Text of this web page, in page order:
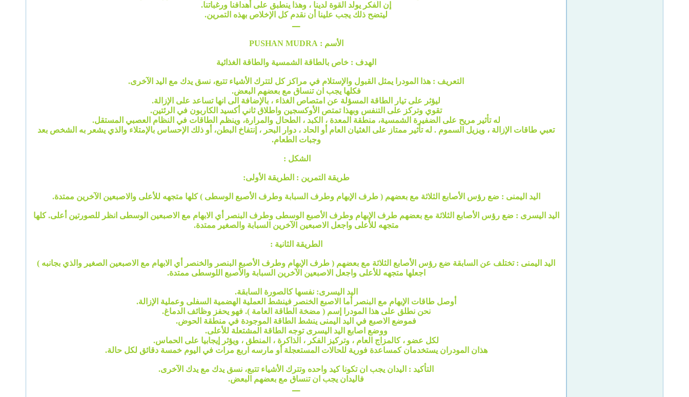
إن الفكر يولد القوة لدينا ، وهذا ينطبق على أهدافنا ورغباتنا.
ليتضح ذلك يجب علينا أن نقدم كل الإخلاص بهذه التمرين.
ـــ
الأسم : PUSHAN MUDRA
الهدف : خاص بالطاقة الشمسية والطاقة الغذائية
التعريف : هذا المودرا يمثل القبول والإستلام في مراكز كل لتترك الأشياء تتبع، نسق يدك مع اليد الآخرى.
فكلها يجب ان تنساق مع بعضهم البعض.
ليؤثر على تيار الطاقة المسؤلة عن امتصاص الغذاء ، بالإضافة الى انها تساعد على الإزالة.
تقوي وتركز على التنفس وبهذا تمتص الأوكسجين واطلاق ثاني أكسيد الكاربون في الرئتين.
له تأثير مريح على الضفيرة الشمسية، منطقة المعدة ، الكبد ، الطحال والمرارة، وينظم الطاقات في النظام العصبي المستقل.
تعبي طاقات الإزالة ، ويزيل السموم . له تأثير ممتاز على الغثيان العام أو الحاد ، دوار البحر ، إنتفاخ البطن، أو ذلك الإحساس بالإمتلاء والذي يشعر به الشخص بعد
وجبات الطعام.
الشكل :
طريقة التمرين : الطريقة الأولى:
اليد اليمنى : ضع رؤس الأصابع الثلاثة مع بعضهم ( طرف الإبهام وطرف السبابة وطرف الأصبع الوسطى ) كلها متجهه للأعلى والاصبعين الآخرين ممتدة.
اليد اليسرى : ضع رؤس الأصابع الثلاثة مع بعضهم طرف الإبهام وطرف الأصبع الوسطى وطرف البنصر أي الابهام مع الاصبعين الوسطى انظر للصورتين أعلى. كلها
متجهه للأعلى واجعل الاصبعين الآخرين السبابة والصغير ممتدة.
الطريقة الثانية :
اليد اليمنى : تختلف عن السابقة ضع رؤس الأصابع الثلاثة مع بعضهم ( طرف الإبهام وطرف الأصبع البنصر والخنصر أي الابهام مع الاصبعين الصغير والذي بجانبه )
اجعلها متجهه للأعلى واجعل الاصبعين الآخرين السبابة والأصبع اللوسطى ممتدة.
اليد اليسرى: نفسها كالصورة السابقة.
أوصل طاقات الإبهام مع البنصر أما الاصبع الخنصر فينشط العملية الهضمية السفلى وعملية الإزالة.
نحن نطلق على هذا المودرا إسم ( مضخة الطاقة العامة ). فهو يحفز وظائف الدماغ.
فموضع الاصبع في اليد اليمنى ينشط الطاقة الموجودة في منطقة الحوض.
ووضع اصابع اليد اليسرى توجه الطاقة المشتعلة للأعلى.
لكل عضو ، كالمزاج العام ، وتركيز الفكر ، الذاكرة ، المنطق ، ويؤثر إيجابيا على الحماس.
هذان المودران يستخدمان كمساعدة فورية للحالات المستعجلة أو مارسه اربع مرات في اليوم خمسة دقائق لكل حالة.
التأكيد : اليدان يجب ان تكونا كيد واحده وتترك الأشياء تتبع، نسق يدك مع يدك الآخرى.
فاليدان يجب ان تنساق مع بعضهم البعض.
ـــ